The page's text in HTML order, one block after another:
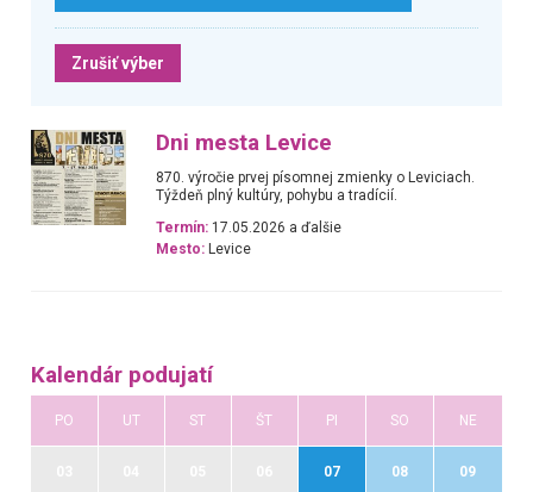
Zrušiť výber
Dni mesta Levice
870. výročie prvej písomnej zmienky o Leviciach.
Týždeň plný kultúry, pohybu a tradícií.
Termín: 17.05.2026 a ďalšie
Mesto: Levice
Kalendár podujatí
PO UT ST ŠT PI SO NE
07 08 09